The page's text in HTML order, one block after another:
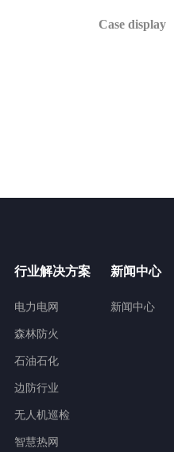
Case display
行业解决方案
电力电网
森林防火
石油石化
边防行业
无人机巡检
智慧热网
新闻中心
新闻中心